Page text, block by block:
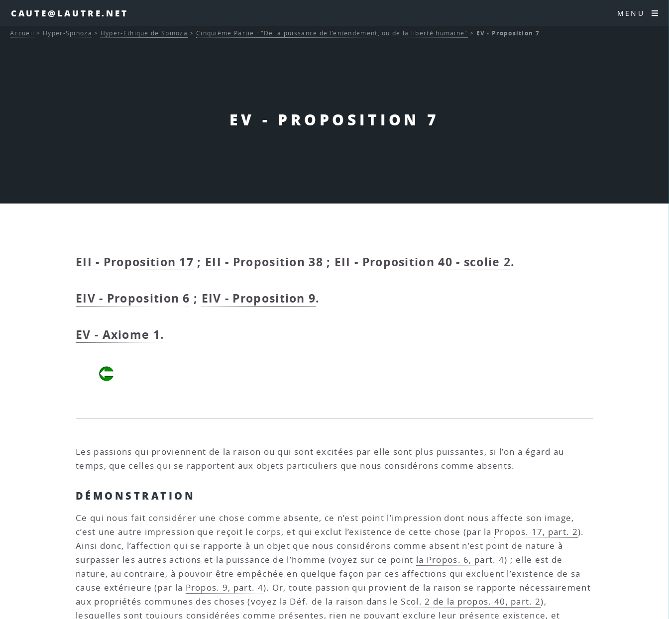
CAUTE@LAUTRE.NET MENU
EV - PROPOSITION 7
Accueil > Hyper-Spinoza > Hyper-Ethique de Spinoza > Cinquième Partie : "De la puissance de l’entendement, ou de la liberté humaine" > EV - Proposition 7
EII - Proposition 17 ; EII - Proposition 38 ; EII - Proposition 40 - scolie 2.
EIV - Proposition 6 ; EIV - Proposition 9.
EV - Axiome 1.
Les passions qui proviennent de la raison ou qui sont excitées par elle sont plus puissantes, si l’on a égard au
temps, que celles qui se rapportent aux objets particuliers que nous considérons comme absents.
DÉMONSTRATION
Ce qui nous fait considérer une chose comme absente, ce n’est point l’impression dont nous affecte son image,
c’est une autre impression que reçoit le corps, et qui exclut l’existence de cette chose (par la Propos. 17, part. 2).
Ainsi donc, l’affection qui se rapporte à un objet que nous considérons comme absent n’est point de nature à
surpasser les autres actions et la puissance de l’homme (voyez sur ce point la Propos. 6, part. 4) ; elle est de
nature, au contraire, à pouvoir être empêchée en quelque façon par ces affections qui excluent l’existence de sa
cause extérieure (par la Propos. 9, part. 4). Or, toute passion qui provient de la raison se rapporte nécessairement
aux propriétés communes des choses (voyez la Déf. de la raison dans le Scol. 2 de la propos. 40, part. 2),
lesquelles sont toujours considérées comme présentes, rien ne pouvant exclure leur présente existence, et